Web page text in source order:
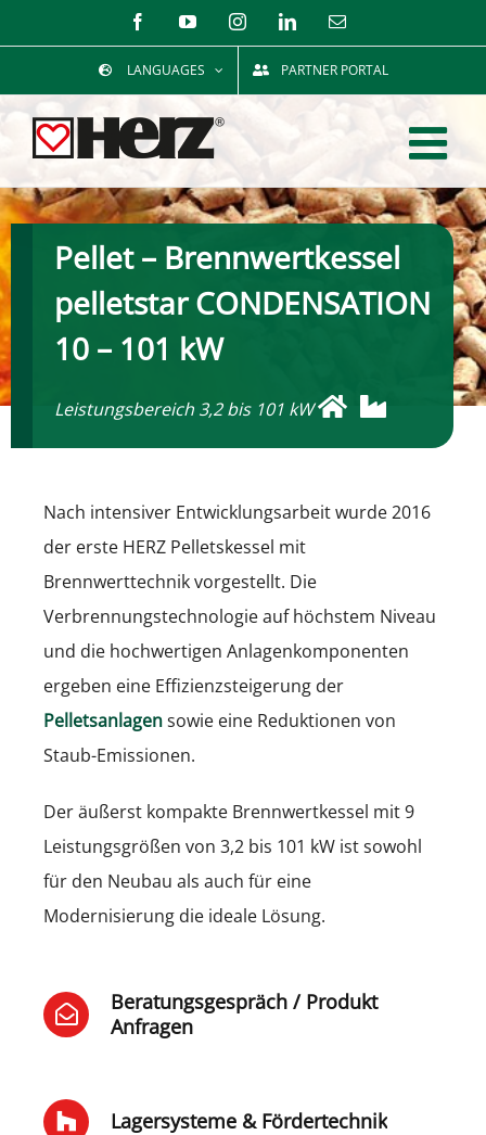
Inhalt
FacebookYouTubeInstagramLinkedInE-
LANGUAGES PARTNER PORTAL
Pellet – Brennwertkessel
pelletstar CONDENSATION
10 – 101 kW
Leistungsbereich 3,2 bis 101 kW
Nach intensiver Entwicklungsarbeit wurde 2016
der erste HERZ Pelletskessel mit
Brennwerttechnik vorgestellt. Die
Verbrennungstechnologie auf höchstem Niveau
und die hochwertigen Anlagenkomponenten
ergeben eine Effizienzsteigerung der
Pelletsanlagensowie eine Reduktionen von
Staub-Emissionen.
Der äußerst kompakte Brennwertkessel mit 9
Leistungsgrößen von 3,2 bis 101 kW ist sowohl
für den Neubau als auch für eine
Modernisierung die ideale Lösung.
Beratungsgespräch / Produkt
Anfragen
Lagersysteme & Fördertechnik